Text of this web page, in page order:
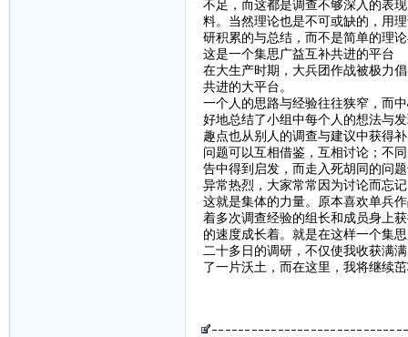
不足，而这都是调查不够深入的表
料。当然理论也是不可或缺的，用
研积累的与总结，而不是简单的理
这是一个集思广益互补共进的平台
在大生产时期，大兵团作战被极力
共进的大平台。
一个人的思路与经验往往狭窄，而
好地总结了小组中每个人的想法与
趣点也从别人的调查与建议中获得
问题可以互相借鉴，互相讨论；不
告中得到启发，而走入死胡同的问
异常热烈，大家常常因为讨论而忘
这就是集体的力量。原本喜欢单兵
着多次调查经验的组长和成员身上
的速度成长着。就是在这样一个集
二十多日的调研，不仅使我收获满
了一片沃土，而在这里，我将继续